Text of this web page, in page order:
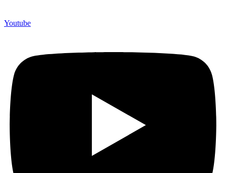
Youtube